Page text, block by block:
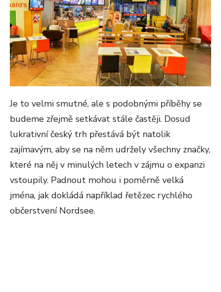
Je to velmi smutné, ale s podobnými příběhy se
budeme zřejmě setkávat stále častěji. Dosud
lukrativní český trh přestává být natolik
zajímavým, aby se na něm udržely všechny značky,
které na něj v minulých letech v zájmu o expanzi
vstoupily. Padnout mohou i poměrně velká
jména, jak dokládá například řetězec rychlého
občerstvení Nordsee.